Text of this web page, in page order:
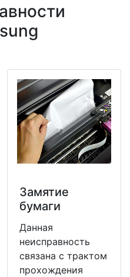
Замятие
бумаги
Данная
неисправность
связана с трактом
прохождения